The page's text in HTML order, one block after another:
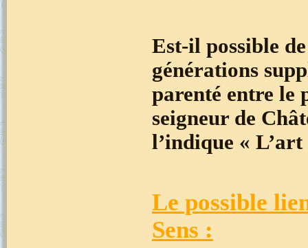
Est-il possible
générations
parenté entre le
seigneur de
l’indique «
Le possible
Sens :